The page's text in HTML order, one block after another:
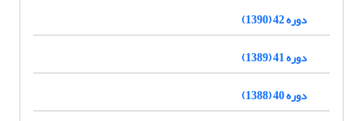
دوره 42 (1390)
دوره 41 (1389)
دوره 40 (1388)